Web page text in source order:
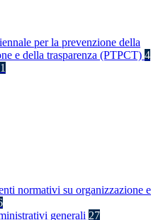
per la prevenzione della
e della trasparenza (PTPCT) 4
normativi su organizzazione e
generali 27